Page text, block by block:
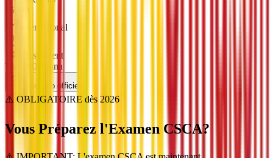
15000
International
1000
Classement
Top 200 China
Site web officiel
⚠️ OBLIGATOIRE dès 2026
Vous Préparez l'Examen CSCA?